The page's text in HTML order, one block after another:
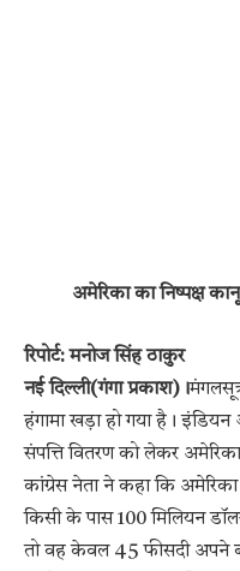
अमेरिका का निष्पक्ष
रिपोर्ट: मनोज सिंह ठाकुर
नई दिल्ली(गंगा प्रकाश)।
हंगामा खड़ा हो गया है। इंडियन
संपत्ति वितरण को लेकर
कांग्रेस नेता ने कहा कि
किसी के पास 100 मिलियन
तो वह केवल 45 फीसदी अपने